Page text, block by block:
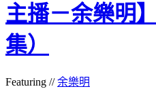
主播－余樂明
集）
Featuring //余樂明